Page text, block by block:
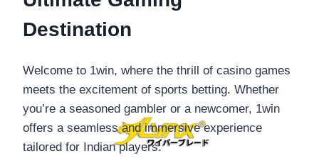
Destination
Welcome to 1win, where the thrill of casino games
meets the excitement of sports betting. Whether
you’re a seasoned gambler or a newcomer, 1win
offers a seamless and immersive experience
tailored for Indian players.